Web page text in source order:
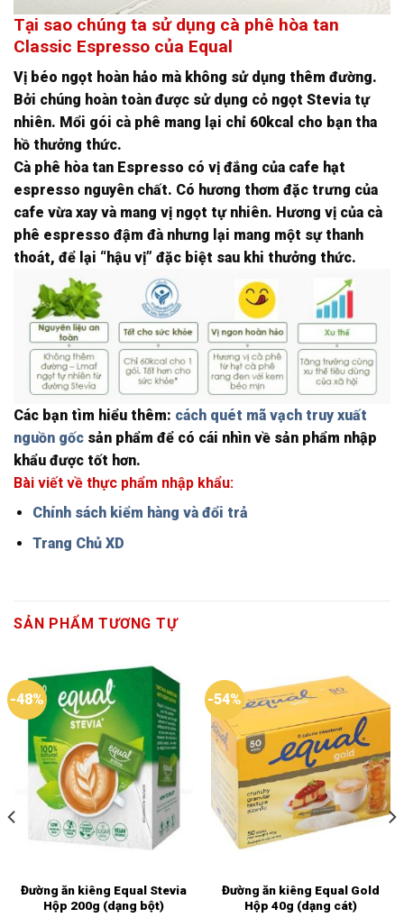
Tại sao chúng ta sử dụng cà phê hòa tan
Classic Espresso của Equal
Vị béo ngọt hoàn hảo mà không sử dụng thêm đường.
Bởi chúng hoàn toàn được sử dụng cỏ ngọt Stevia tự
nhiên. Mổi gói cà phê mang lại chỉ 60kcal cho bạn tha
hồ thưởng thức.
Cà phê hòa tan Espresso có vị đắng của cafe hạt
espresso nguyên chất. Có hương thơm đặc trưng của
cafe vừa xay và mang vị ngọt tự nhiên. Hương vị của cà
phê espresso đậm đà nhưng lại mang một sự thanh
thoát, để lại “hậu vị” đặc biệt sau khi thưởng thức.
Các bạn tìm hiểu thêm: cách quét mã vạch truy xuất
nguồn gốc sản phẩm để có cái nhìn về sản phẩm nhập
khẩu được tốt hơn.
Bài viết về thực phẩm nhập khẩu:
Chính sách kiểm hàng và đổi trả
Trang Chủ XD
SẢN PHẨM TƯƠNG TỰ
-48%
Đường ăn kiêng Equal Stevia
Hộp 200g (dạng bột)
-54%
Đường ăn kiêng Equal Gold
Hộp 40g (dạng cát)